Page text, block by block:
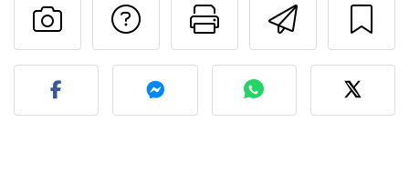
Imprima
Falar com o autor
Fez esta receita?